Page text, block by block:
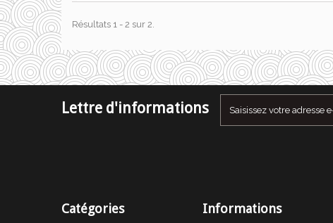
Résultats 1 - 2 sur 2.
Lettre d'informations
Catégories Informations